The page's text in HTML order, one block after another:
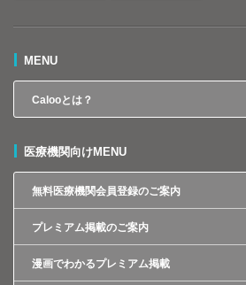
MENU
Calooとは？
医療機関向けMENU
無料医療機関会員登録のご案内
プレミアム掲載のご案内
漫画でわかるプレミアム掲載